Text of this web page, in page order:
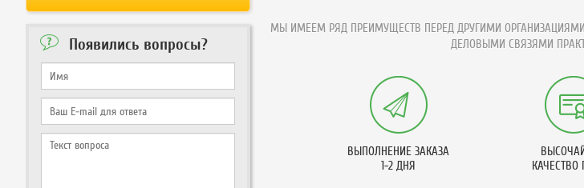
МЫ ИМЕЕМ РЯД ПРЕИМУЩЕСТВ ПЕРЕД ДРУГИМИ
ДЕЛОВЫМИ СВЯЗЯМИ
ВЫПОЛНЕНИЕ ЗАКАЗА
1-2 ДНЯ
КАЧЕСТВО
Появились вопросы?